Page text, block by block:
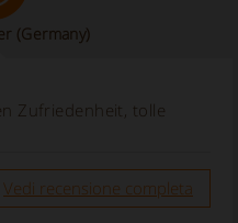
(Germany)
Zufriedenheit, tolle
Vedi recensione completa